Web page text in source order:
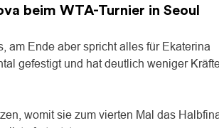
beim WTA-Turnier in Seoul
am Ende aber spricht alles für Ekaterina
gefestigt und hat deutlich weniger
womit sie zum vierten Mal das